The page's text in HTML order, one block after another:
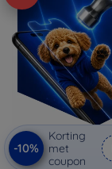
-10%
Korting
met
coupon